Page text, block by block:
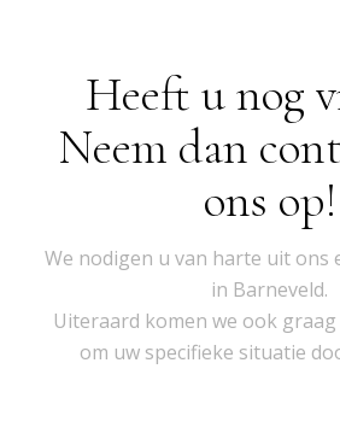
Heeft u nog
Neem dan
ons op!
We nodigen u van harte uit ons
in Barneveld.
Uiteraard komen we ook
om uw specifieke situatie